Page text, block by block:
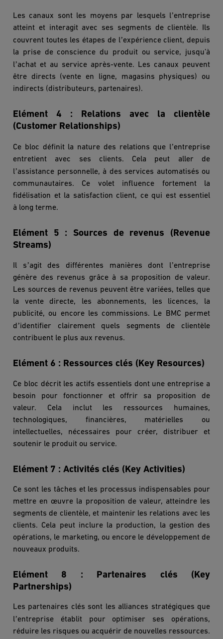
Les canaux sont les moyens par lesquels l’entreprise
atteint et interagit avec ses segments de clientèle. Ils
couvrent toutes les étapes de l’expérience client, depuis
la prise de conscience du produit ou service, jusqu’à
l’achat et au service après-vente. Les canaux peuvent
être directs (vente en ligne, magasins physiques) ou
indirects (distributeurs, partenaires).
Elément 4 : Relations avec la clientèle
(Customer Relationships)
Ce bloc définit la nature des relations que l’entreprise
entretient avec ses clients. Cela peut aller de
l’assistance personnelle, à des services automatisés ou
communautaires. Ce volet influence fortement la
fidélisation et la satisfaction client, ce qui est essentiel
à long terme.
Elément 5 : Sources de revenus (Revenue
Streams)
Il s’agit des différentes manières dont l’entreprise
génère des revenus grâce à sa proposition de valeur.
Les sources de revenus peuvent être variées, telles que
la vente directe, les abonnements, les licences, la
publicité, ou encore les commissions. Le BMC permet
d ’identifier clairement quels segments de clientèle
contribuent le plus aux revenus.
Elément 6 : Ressources clés (Key Resources)
Ce bloc décrit les actifs essentiels dont une entreprise a
besoin pour fonctionner et offrir sa proposition de
valeur. Cela inclut les ressources humaines,
technologiques, financières, matérielles ou
intellectuelles, nécessaires pour créer, distribuer et
soutenir le produit ou service.
Elément 7 : Activités clés (Key Activities)
Ce sont les tâches et les processus indispensables pour
mettre en œuvre la proposition de valeur, atteindre les
segments de clientèle, et maintenir les relations avec les
clients. Cela peut inclure la production, la gestion des
opérations, le marketing, ou encore le développement de
nouveaux produits.
Elément 8 : Partenaires clés (Key
Partnerships)
Les partenaires clés sont les alliances stratégiques que
l’entreprise établit pour optimiser ses opérations,
réduire les risques ou acquérir de nouvelles ressources.